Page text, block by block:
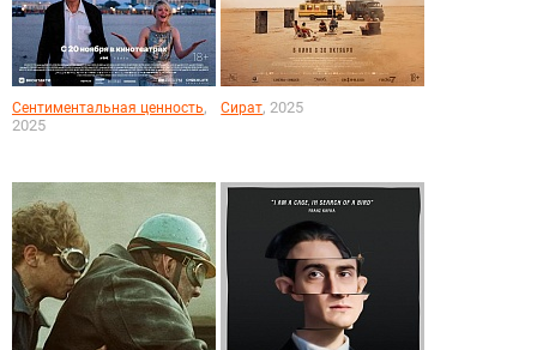
Сентиментальная ценность,
2025
Сират, 2025